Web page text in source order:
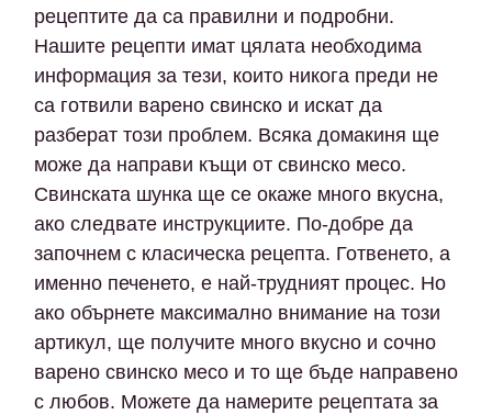
рецептите да са правилни и подробни.
Нашите рецепти имат цялата необходима
информация за тези, които никога преди не
са готвили варено свинско и искат да
разберат този проблем. Всяка домакиня ще
може да направи къщи от свинско месо.
Свинската шунка ще се окаже много вкусна,
ако следвате инструкциите. По-добре да
започнем с класическа рецепта. Готвенето, а
именно печенето, е най-трудният процес. Но
ако обърнете максимално внимание на този
артикул, ще получите много вкусно и сочно
варено свинско месо и то ще бъде направено
с любов. Можете да намерите рецептата за